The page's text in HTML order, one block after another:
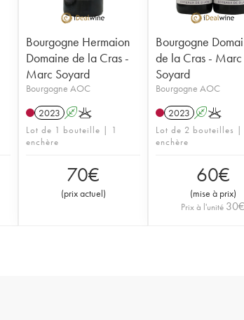
Bourgogne Hermaion
Domaine de la Cras -
Marc Soyard
Bourgogne AOC
2023 AK
Lot de 1 bouteille | 1
enchère
70€
(prix actuel)
Bourgogne
de la Cras - Marc
Soyard
Bourgogne AOC
2023 AK
Lot de 2 bouteilles
enchère
60€
(mise à prix)
Prix à l'unité 30